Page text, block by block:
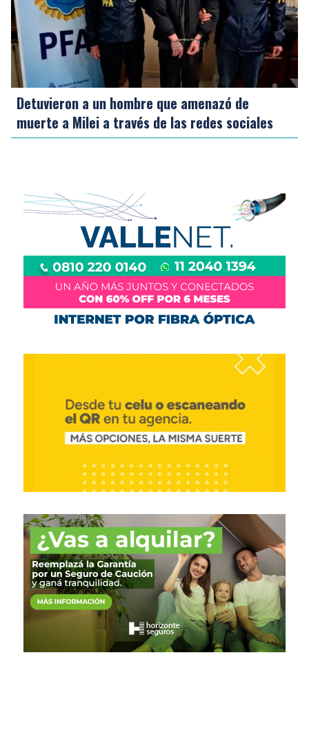
Detuvieron a un hombre que amenazó de
muerte a Milei a través de las redes sociales